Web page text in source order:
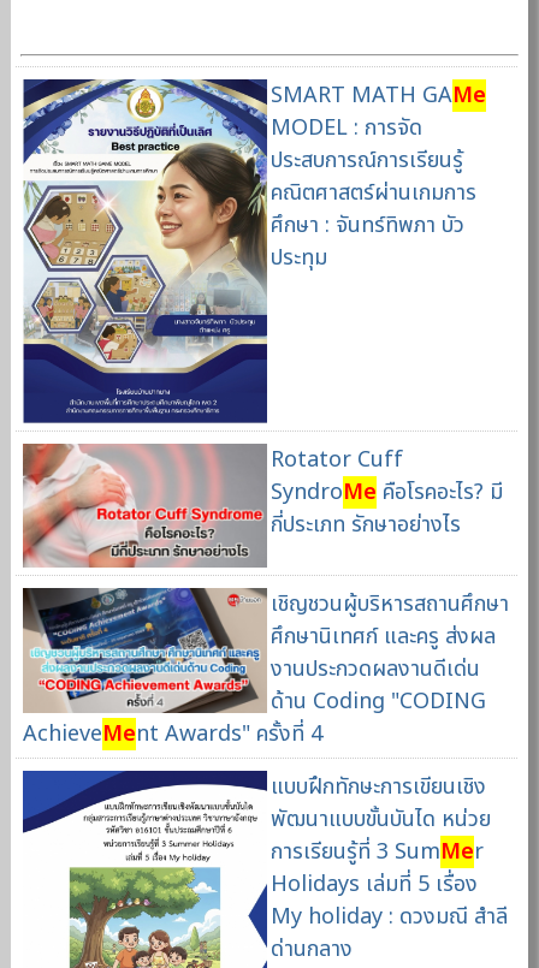
SMART MATH GAMe
MODEL : การจัด
ประสบการณ์การเรียนรู้
คณิตศาสตร์ผ่านเกมการ
ศึกษา : จันทร์ทิพภา บัว
ประทุม
Rotator Cuff
SyndroMe คือโรคอะไร? มี
กี่ประเภท รักษาอย่างไร
เชิญชวนผู้บริหารสถานศึกษา
ศึกษานิเทศก์ และครู ส่งผล
งานประกวดผลงานดีเด่น
ด้าน Coding "CODING
AchieveMent Awards" ครั้งที่ 4
แบบฝึกทักษะการเขียนเชิง
พัฒนาแบบขั้นบันได หน่วย
การเรียนรู้ที่ 3 SumMer
Holidays เล่มที่ 5 เรื่อง
My holiday : ดวงมณี สำลี
ด่านกลาง